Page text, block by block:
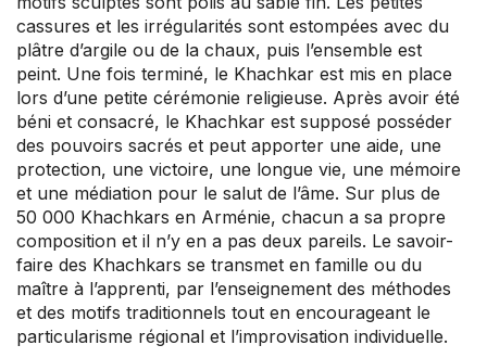
cassures et les irrégularités sont estompées avec du
plâtre d’argile ou de la chaux, puis l’ensemble est
peint. Une fois terminé, le Khachkar est mis en place
lors d’une petite cérémonie religieuse. Après avoir été
béni et consacré, le Khachkar est supposé posséder
des pouvoirs sacrés et peut apporter une aide, une
protection, une victoire, une longue vie, une mémoire
et une médiation pour le salut de l’âme. Sur plus de
50 000 Khachkars en Arménie, chacun a sa propre
composition et il n’y en a pas deux pareils. Le savoir-
faire des Khachkars se transmet en famille ou du
maître à l’apprenti, par l’enseignement des méthodes
et des motifs traditionnels tout en encourageant le
particularisme régional et l’improvisation individuelle.